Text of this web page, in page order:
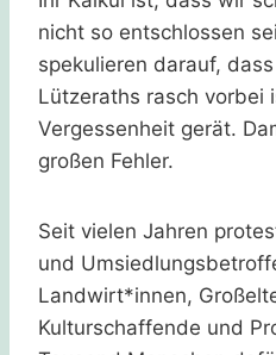
nicht so entschlossen
spekulieren darauf,
Lützeraths rasch vorbei
Vergessenheit gerät.
großen Fehler.
Seit vielen Jahren
und
Landwirt*innen,
Kulturschaffende und